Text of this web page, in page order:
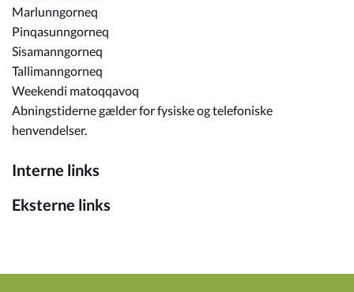
Marlunngorneq
Pinqasunngorneq
Sisamanngorneq
Tallimanngorneq
Weekendi matoqqavoq
Abningstiderne gælder for fysiske og telefoniske
henvendelser.
Interne links
Eksterne links